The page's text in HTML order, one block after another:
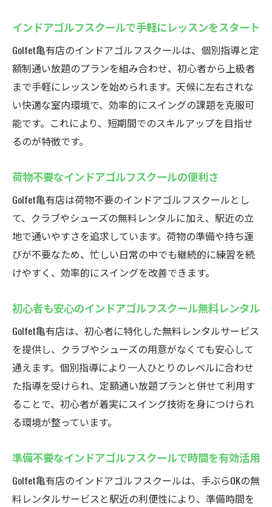
インドアゴルフスクールで手軽にレッスンをスタート
Golfet亀有店のインドアゴルフスクールは、個別指導と定
額制通い放題のプランを組み合わせ、初心者から上級者
まで手軽にレッスンを始められます。天候に左右されな
い快適な室内環境で、効率的にスイングの課題を克服可
能です。これにより、短期間でのスキルアップを目指せ
るのが特徴です。
荷物不要なインドアゴルフスクールの便利さ
Golfet亀有店は荷物不要のインドアゴルフスクールとし
て、クラブやシューズの無料レンタルに加え、駅近の立
地で通いやすさを追求しています。荷物の準備や持ち運
びが不要なため、忙しい日常の中でも継続的に練習を続
けやすく、効率的にスイングを改善できます。
初心者も安心のインドアゴルフスクール無料レンタル
Golfet亀有店は、初心者に特化した無料レンタルサービス
を提供し、クラブやシューズの用意がなくても安心して
通えます。個別指導により一人ひとりのレベルに合わせ
た指導を受けられ、定額通い放題プランと併せて利用す
ることで、初心者が着実にスイング技術を身につけられ
る環境が整っています。
準備不要なインドアゴルフスクールで時間を有効活用
Golfet亀有店のインドアゴルフスクールは、手ぶらOKの無
料レンタルサービスと駅近の利便性により、準備時間を